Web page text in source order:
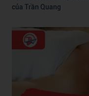
của Trần Quang